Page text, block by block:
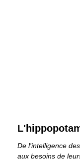
De l'intelligence
aux besoins de